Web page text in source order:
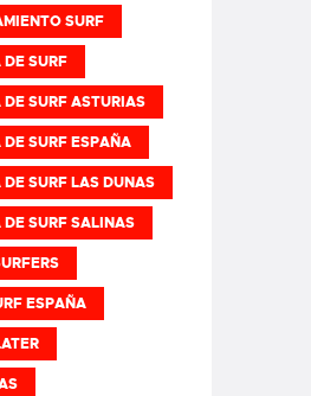
SURF
DE SURF
DE SURF ASTURIAS
DE SURF ESPAÑA
DE SURF LAS DUNAS
DE SURF SALINAS
ESPAÑA